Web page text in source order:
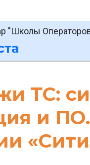
"Школы
ТС:
и